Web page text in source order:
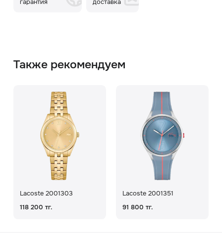
Также рекомендуем
Lacoste 2001303
118 200 тг.
Lacoste 2001351
91 800 тг.